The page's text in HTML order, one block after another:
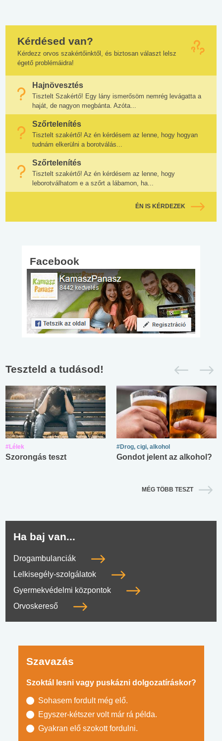
Kérdésed van?
Kérdezz orvos szakértőinktől, és biztosan választ lelsz
égető problémáidra!
Hajnövesztés
Tisztelt Szakértő! Egy lány ismerősöm nemrég levágatta a
haját, de nagyon megbánta. Azóta...
Szőrtelenítés
Tisztelt szakértő! Az én kérdésem az lenne, hogy hogyan
tudnám elkerülni a borotválás...
Szőrtelenítés
Tisztelt szakértő! Az én kérdésem az lenne, hogy
leborotválhatom e a szőrt a lábamon, ha...
ÉN IS KÉRDEZEK
Facebook
Teszteld a tudásod!
#Lélek
Szorongás teszt
#Drog, cigi, alkohol
Gondot jelent az alkohol?
MÉG TÖBB TESZT
Ha baj van...
Drogambulanciák
Lelkisegély-szolgálatok
Gyermekvédelmi központok
Orvoskereső
Szavazás
Szoktál lesni vagy puskázni dolgozatíráskor?
Sohasem fordult még elő.
Egyszer-kétszer volt már rá példa.
Gyakran elő szokott fordulni.